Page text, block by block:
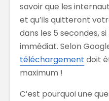
savoir que les
et qu’ils quitteront
dans les 5 secondes,
immédiat. Selon
téléchargement doit
maximum !
C’est pourquoi une